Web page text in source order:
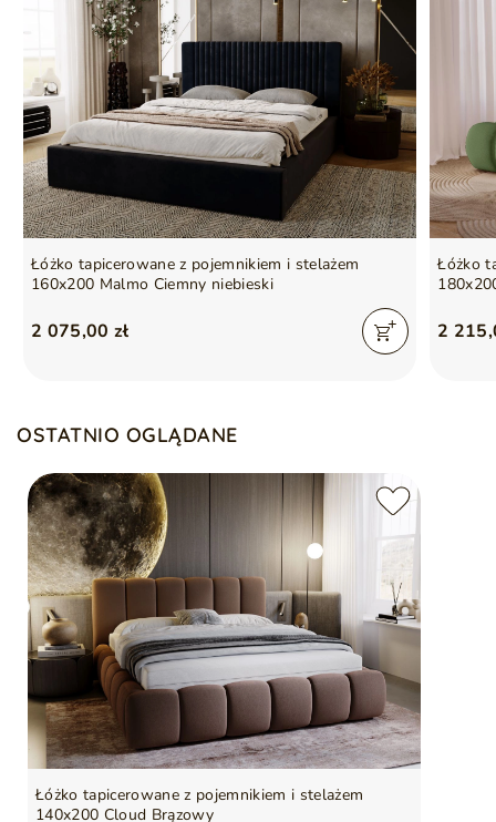
Łóżko tapicerowane z pojemnikiem i stelażem
160x200 Malmo Ciemny niebieski
2 075,00 zł
Łóżko
2
OSTATNIO OGLĄDANE
Łóżko tapicerowane z pojemnikiem i stelażem
140x200 Cloud Brązowy